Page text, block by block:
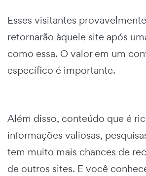
Esses visitantes
retornarão àquele site após
como essa. O valor em um
específico é importante.
Além disso, conteúdo que é
informações valiosas,
tem muito mais chances de
de outros sites. E você